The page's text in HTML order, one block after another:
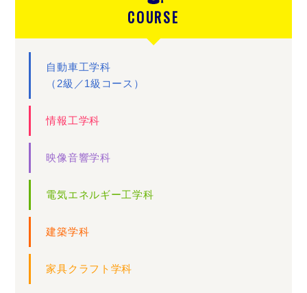
COURSE
自動車工学科
（2級／1級コース）
情報工学科
映像音響学科
電気エネルギー工学科
建築学科
家具クラフト学科